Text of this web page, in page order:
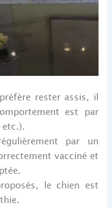
rester assis, il
est par
par un
vacciné et
le chien est